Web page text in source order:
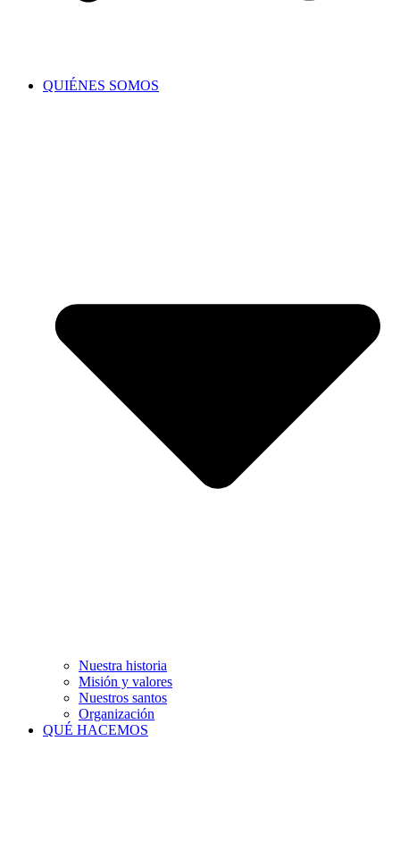
QUIÉNES SOMOS
Nuestra historia
Misión y valores
Nuestros santos
Organización
QUÉ HACEMOS